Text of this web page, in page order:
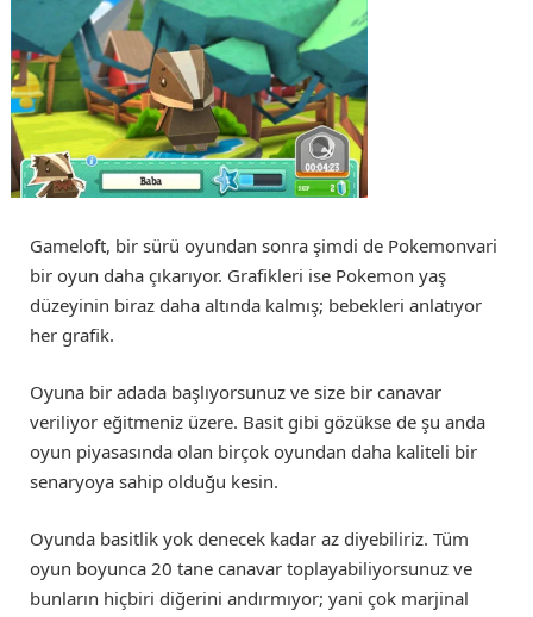
Gameloft, bir sürü oyundan sonra şimdi de Pokemonvari
bir oyun daha çıkarıyor. Grafikleri ise Pokemon yaş
düzeyinin biraz daha altında kalmış; bebekleri anlatıyor
her grafik.
Oyuna bir adada başlıyorsunuz ve size bir canavar
veriliyor eğitmeniz üzere. Basit gibi gözükse de şu anda
oyun piyasasında olan birçok oyundan daha kaliteli bir
senaryoya sahip olduğu kesin.
Oyunda basitlik yok denecek kadar az diyebiliriz. Tüm
oyun boyunca 20 tane canavar toplayabiliyorsunuz ve
bunların hiçbiri diğerini andırmıyor; yani çok marjinal